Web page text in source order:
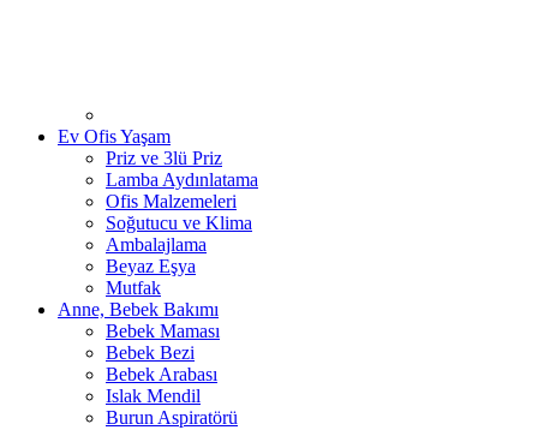
Ev Ofis Yaşam
Priz ve 3lü Priz
Lamba Aydınlatama
Ofis Malzemeleri
Soğutucu ve Klima
Ambalajlama
Beyaz Eşya
Mutfak
Anne, Bebek Bakımı
Bebek Maması
Bebek Bezi
Bebek Arabası
Islak Mendil
Burun Aspiratörü